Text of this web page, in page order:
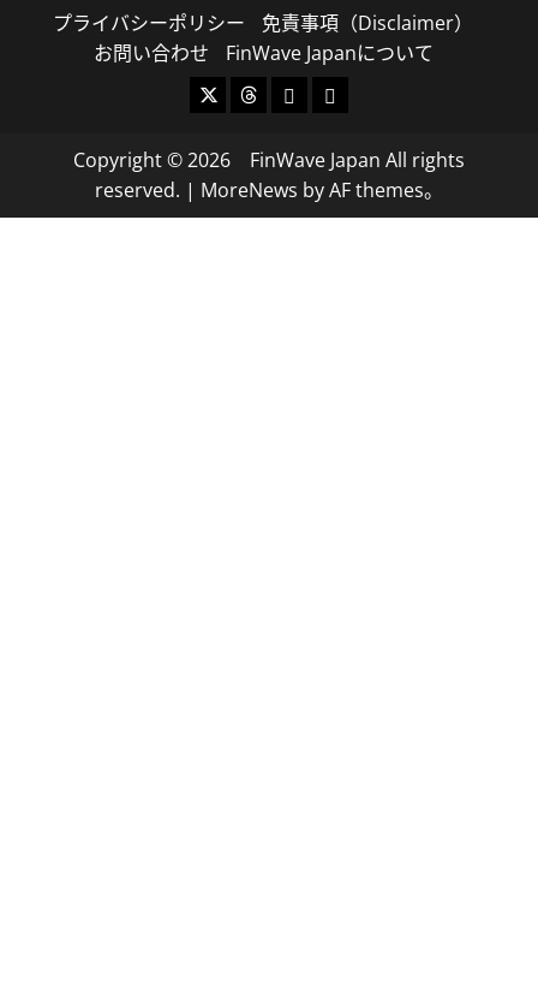
プライバシーポリシー
免責事項（Disclaimer）
お問い合わせ
FinWave Japanについて
X ThreadsBlueskyMastodon
Copyright © 2026 FinWave Japan All rights
reserved. | MoreNews by AF themes。